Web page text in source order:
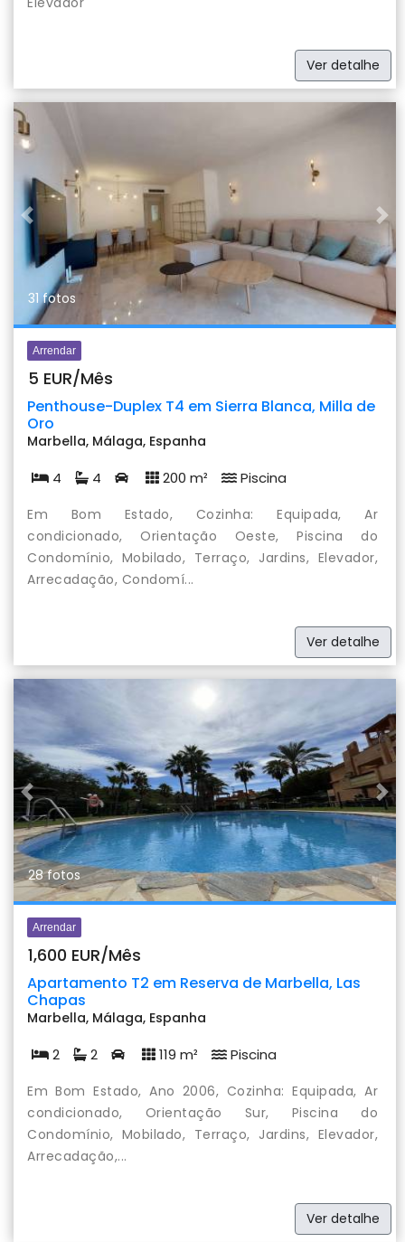
Ver detalhe
Previous
31 fotos
Arrendar
5 EUR/Mês
Penthouse-Duplex T4 em Sierra Blanca, Milla de
Oro
Marbella, Málaga, Espanha
4 4 200 m² Piscina
Em Bom Estado, Cozinha: Equipada, Ar
condicionado, Orientação Oeste, Piscina do
Condomínio, Mobilado, Terraço, Jardins, Elevador,
Arrecadação, Condomí...
Ver detalhe
Previous
28 fotos
Arrendar
1,600 EUR/Mês
Apartamento T2 em Reserva de Marbella, Las
Chapas
Marbella, Málaga, Espanha
2 2 119 m² Piscina
Em Bom Estado, Ano 2006, Cozinha: Equipada, Ar
condicionado, Orientação Sur, Piscina do
Condomínio, Mobilado, Terraço, Jardins, Elevador,
Arrecadação,...
Ver detalhe